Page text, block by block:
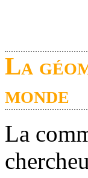
La
monde
La